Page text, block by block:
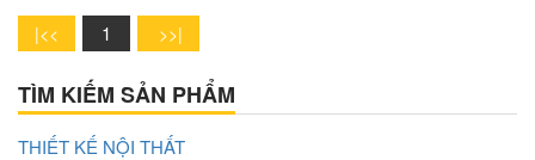
1
TÌM KIẾM SẢN PHẨM
THIẾT KẾ NỘI THẤT